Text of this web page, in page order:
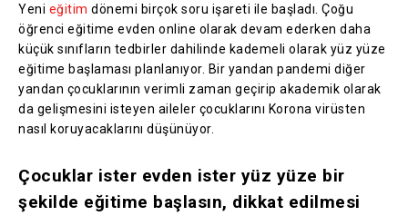
Yeni eğitim dönemi birçok soru işareti ile başladı. Çoğu
öğrenci eğitime evden online olarak devam ederken daha
küçük sınıfların tedbirler dahilinde kademeli olarak yüz yüze
eğitime başlaması planlanıyor. Bir yandan pandemi diğer
yandan çocuklarının verimli zaman geçirip akademik olarak
da gelişmesini isteyen aileler çocuklarını Korona virüsten
nasıl koruyacaklarını düşünüyor.
Çocuklar ister evden ister yüz yüze bir
şekilde eğitime başlasın, dikkat edilmesi